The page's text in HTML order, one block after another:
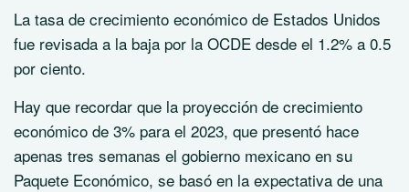
La tasa de crecimiento económico de Estados Unidos
fue revisada a la baja por la OCDE desde el 1.2% a 0.5
por ciento.
Hay que recordar que la proyección de crecimiento
económico de 3% para el 2023, que presentó hace
apenas tres semanas el gobierno mexicano en su
Paquete Económico, se basó en la expectativa de una